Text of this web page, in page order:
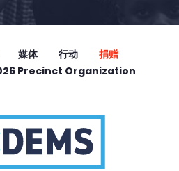
媒体 行动
捐赠
Precinct Organization